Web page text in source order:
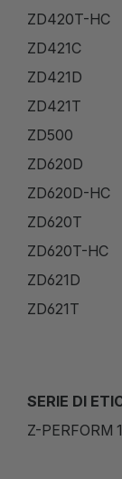
ZD420T-HC
ZD421C
ZD421D
ZD421T
ZD500
ZD620D
ZD620D-HC
ZD620T
ZD620T-HC
ZD621D
ZD621T
SERIE DI
Z-PERFORM